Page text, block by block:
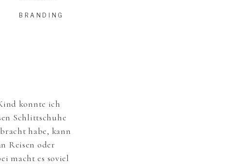
BRANDING
konnte ich
Schlittschuhe
habe, kann
Reisen oder
macht es soviel